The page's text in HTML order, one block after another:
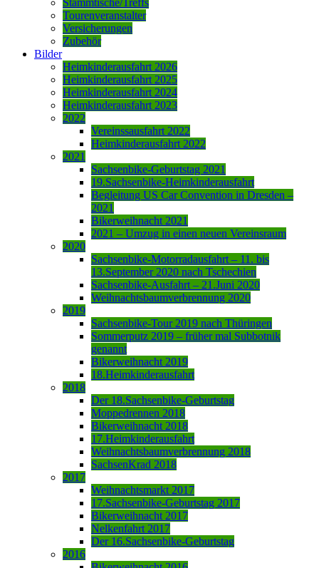
Tourenveranstalter
Versicherungen
Zubehör
Bilder
Heimkinderausfahrt 2026
Heimkinderausfahrt 2025
Heimkinderausfahrt 2024
Heimkinderausfahrt 2023
2022
Vereinssausfahrt 2022
Heimkinderausfahrt 2022
2021
Sachsenbike-Geburtstag 2021
19.Sachsenbike-Heimkinderausfahrt
Begleitung US Car Convention in Dresden –
2021
Bikerweihnacht 2021
2021 – Umzug in einen neuen Vereinsraum
2020
Sachsenbike-Motorradausfahrt – 11. bis
13.September 2020 nach Tschechien
Sachsenbike-Ausfahrt – 21.Juni 2020
Weihnachtsbaumverbrennung 2020
2019
Sachsenbike-Tour 2019 nach Thüringen
Sommerputz 2019 – früher mal Subbotnik
genannt
Bikerweihnacht 2019
18.Heimkinderausfahrt
2018
Der 18.Sachsenbike-Geburtstag
Moppedrennen 2018
Bikerweihnacht 2018
17.Heimkinderausfahrt
Weihnachtsbaumverbrennung 2018
SachsenKrad 2018
2017
Weihnachtsmarkt 2017
17.Sachsenbike-Geburtstag 2017
Bikerweihnacht 2017
Nelkenfahrt 2017
Der 16.Sachsenbike-Geburtstag
2016